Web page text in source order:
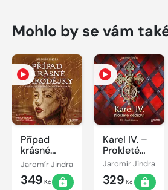
Mohlo by se vám
Případ
krásné
čarodějky -
Vzpomínky
budějovického
Jaromír Jindra
349 Kč
Karel IV. –
Prokleté
dědictví
Jaromír Jindra
329 Kč